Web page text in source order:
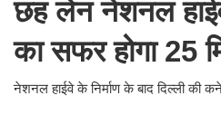
छह लेन नेशनल
का सफर होगा 25
नेशनल हाईवे के निर्माण के बाद दिल्ली की